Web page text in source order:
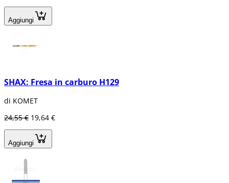
Aggiungi
SHAX: Fresa in carburo H129
di KOMET
24,55 € 19,64 €
Aggiungi